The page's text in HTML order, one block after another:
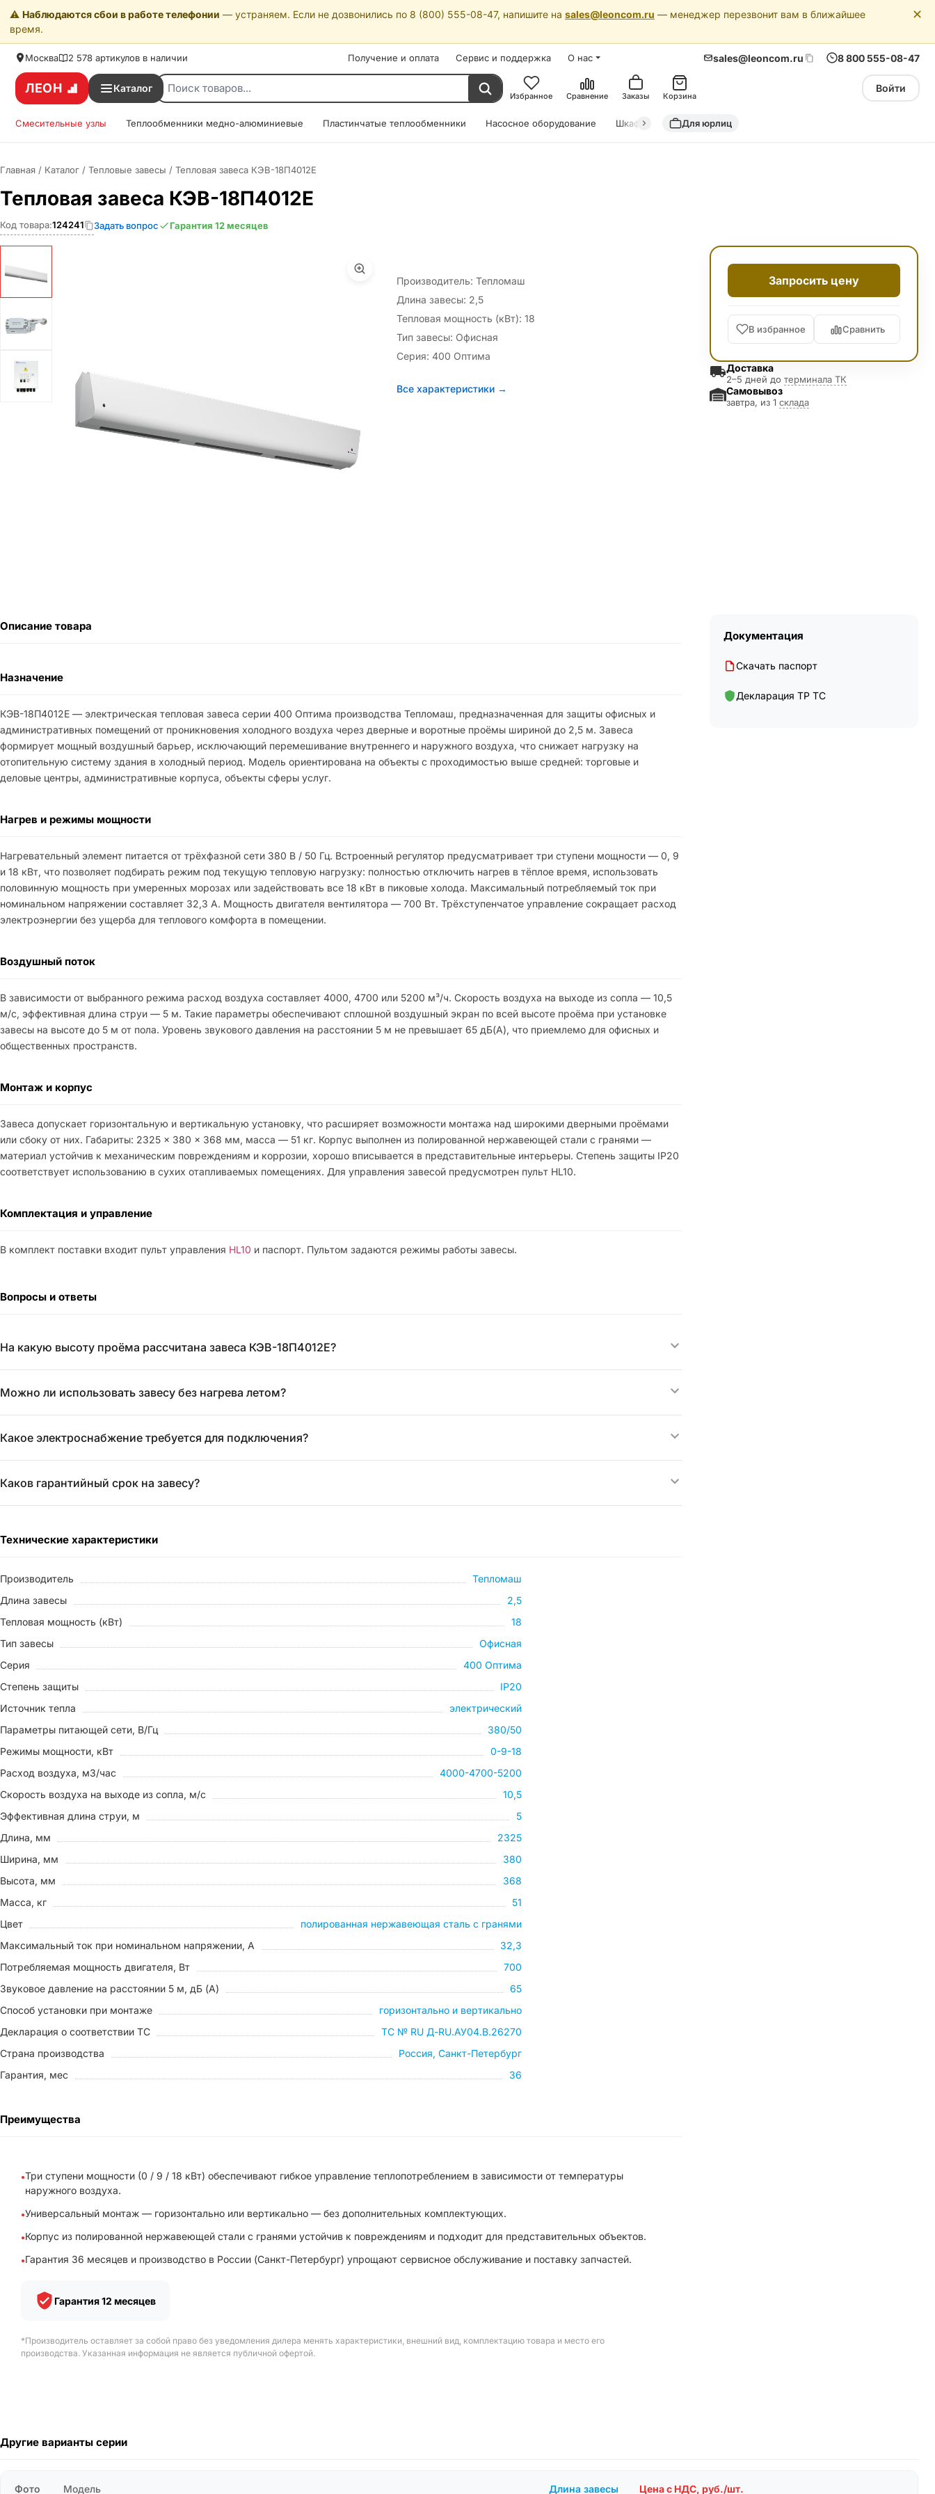
⚠️ Наблюдаются сбои в работе телефонии — устраняем. Если не дозвонились по 8 (800) 555-08-47, напишите на sales@leoncom.ru — менеджер перезвонит вам в ближайшее
время.
✕
Москва 2 578 артикулов в наличии Получение и оплата Сервис и поддержка О нас sales@leoncom.ru 8 800 555-08-47
ЛЕОН Каталог
Избранное Сравнение Заказы Корзина
Войти
Смесительные узлы Теплообменники медно-алюминиевые Пластинчатые теплообменники Насосное оборудование Шкафы автоматики Драйкулеры (сухие охладители)
Для юрлиц
Главная / Каталог / Тепловые завесы / Тепловая завеса КЭВ-18П4012E
Тепловая завеса КЭВ-18П4012E
Код товара:124241 Задать вопрос Гарантия 12 месяцев
Производитель: Тепломаш
Длина завесы: 2,5
Тепловая мощность (кВт): 18
Тип завесы: Офисная
Серия: 400 Оптима
Все характеристики →
Запросить цену
В избранное Сравнить
Доставка
2–5 дней до терминала ТК
Самовывоз
завтра, из 1 склада
Описание товара
Назначение
КЭВ-18П4012E — электрическая тепловая завеса серии 400 Оптима производства Тепломаш, предназначенная для защиты офисных и
административных помещений от проникновения холодного воздуха через дверные и воротные проёмы шириной до 2,5 м. Завеса
формирует мощный воздушный барьер, исключающий перемешивание внутреннего и наружного воздуха, что снижает нагрузку на
отопительную систему здания в холодный период. Модель ориентирована на объекты с проходимостью выше средней: торговые и
деловые центры, административные корпуса, объекты сферы услуг.
Нагрев и режимы мощности
Нагревательный элемент питается от трёхфазной сети 380 В / 50 Гц. Встроенный регулятор предусматривает три ступени мощности — 0, 9
и 18 кВт, что позволяет подбирать режим под текущую тепловую нагрузку: полностью отключить нагрев в тёплое время, использовать
половинную мощность при умеренных морозах или задействовать все 18 кВт в пиковые холода. Максимальный потребляемый ток при
номинальном напряжении составляет 32,3 А. Мощность двигателя вентилятора — 700 Вт. Трёхступенчатое управление сокращает расход
электроэнергии без ущерба для теплового комфорта в помещении.
Воздушный поток
В зависимости от выбранного режима расход воздуха составляет 4000, 4700 или 5200 м³/ч. Скорость воздуха на выходе из сопла — 10,5
м/с, эффективная длина струи — 5 м. Такие параметры обеспечивают сплошной воздушный экран по всей высоте проёма при установке
завесы на высоте до 5 м от пола. Уровень звукового давления на расстоянии 5 м не превышает 65 дБ(А), что приемлемо для офисных и
общественных пространств.
Монтаж и корпус
Завеса допускает горизонтальную и вертикальную установку, что расширяет возможности монтажа над широкими дверными проёмами
или сбоку от них. Габариты: 2325 × 380 × 368 мм, масса — 51 кг. Корпус выполнен из полированной нержавеющей стали с гранями —
материал устойчив к механическим повреждениям и коррозии, хорошо вписывается в представительные интерьеры. Степень защиты IP20
соответствует использованию в сухих отапливаемых помещениях. Для управления завесой предусмотрен пульт HL10.
Комплектация и управление
В комплект поставки входит пульт управления HL10 и паспорт. Пультом задаются режимы работы завесы.
Вопросы и ответы
На какую высоту проёма рассчитана завеса КЭВ-18П4012E?
Можно ли использовать завесу без нагрева летом?
Какое электроснабжение требуется для подключения?
Каков гарантийный срок на завесу?
Технические характеристики
Производитель
Тепломаш
Длина завесы
2,5
Тепловая мощность (кВт)
18
Тип завесы
Офисная
Серия
400 Оптима
Степень защиты
IP20
Источник тепла
электрический
Параметры питающей сети, В/Гц
380/50
Режимы мощности, кВт
0-9-18
Расход воздуха, м3/час
4000-4700-5200
Скорость воздуха на выходе из сопла, м/с
10,5
Эффективная длина струи, м
5
Длина, мм
2325
Ширина, мм
380
Высота, мм
368
Масса, кг
51
Цвет
полированная нержавеющая сталь с гранями
Максимальный ток при номинальном напряжении, A
32,3
Потребляемая мощность двигателя, Вт
700
Звуковое давление на расстоянии 5 м, дБ (A)
65
Способ установки при монтаже
горизонтально и вертикально
Декларация о соответствии ТС
ТС № RU Д-RU.АУ04.B.26270
Страна производства
Россия, Санкт-Петербург
Гарантия, мес
36
Преимущества
Три ступени мощности (0 / 9 / 18 кВт) обеспечивают гибкое управление теплопотреблением в зависимости от температуры
наружного воздуха.
Универсальный монтаж — горизонтально или вертикально — без дополнительных комплектующих.
Корпус из полированной нержавеющей стали с гранями устойчив к повреждениям и подходит для представительных объектов.
Гарантия 36 месяцев и производство в России (Санкт-Петербург) упрощают сервисное обслуживание и поставку запчастей.
Гарантия 12 месяцев
*Производитель оставляет за собой право без уведомления дилера менять характеристики, внешний вид, комплектацию товара и место его
производства. Указанная информация не является публичной офертой.
Документация
Скачать паспорт
Декларация ТР ТС
Другие варианты серии
Фото Модель Длина завесы Цена с НДС, руб./шт.